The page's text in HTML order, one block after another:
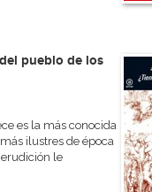
pueblo de los
es la más conocida
ilustres de época
le